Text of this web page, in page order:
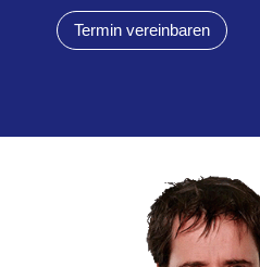
Termin vereinbaren